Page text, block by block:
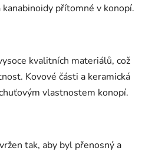
přítomné v konopí.
kvalitních materiálů, což
Kovové části a keramická
vlastnostem konopí.
tak, aby byl přenosný a